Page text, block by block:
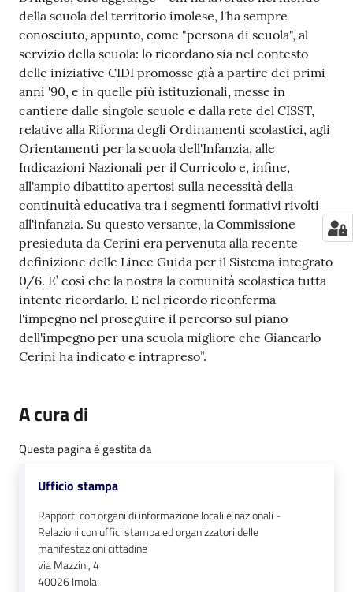
della scuola del territorio imolese, l'ha sempre
conosciuto, appunto, come "persona di scuola", al
servizio della scuola: lo ricordano sia nel contesto
delle iniziative CIDI promosse già a partire dei primi
anni '90, e in quelle più istituzionali, messe in
cantiere dalle singole scuole e dalla rete del CISST,
relative alla Riforma degli Ordinamenti scolastici, agli
Orientamenti per la scuola dell'Infanzia, alle
Indicazioni Nazionali per il Curricolo e, infine,
all'ampio dibattito apertosi sulla necessità della
continuità educativa tra i segmenti formativi rivolti
all'infanzia. Su questo versante, la Commissione
presieduta da Cerini era pervenuta alla recente
definizione delle Linee Guida per il Sistema integrato
0/6. E’ così che la nostra la comunità scolastica tutta
intente ricordarlo. E nel ricordo riconferma
l'impegno nel proseguire il percorso sul piano
dell'impegno per una scuola migliore che Giancarlo
Cerini ha indicato e intrapreso”.
A cura di
Questa pagina è gestita da
Ufficio stampa
Rapporti con organi di informazione locali e nazionali -
Relazioni con uffici stampa ed organizzatori delle
manifestazioni cittadine
via Mazzini, 4
40026Imola